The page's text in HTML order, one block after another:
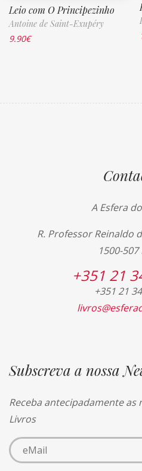
Leio com O Principezinho
Antoine de Saint-Exupéry
9.90€
A Esfera
R. Professor Reinaldo
1500-
+351 21
+351 21
Subscreva a nossa
Receba antecipadamente as
Livros